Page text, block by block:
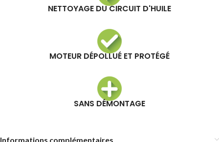
NETTOYAGE DU CIRCUIT D'HUILE
MOTEUR DÉPOLLUÉ ET PROTÉGÉ
SANS DÉMONTAGE
Informations complémentaires